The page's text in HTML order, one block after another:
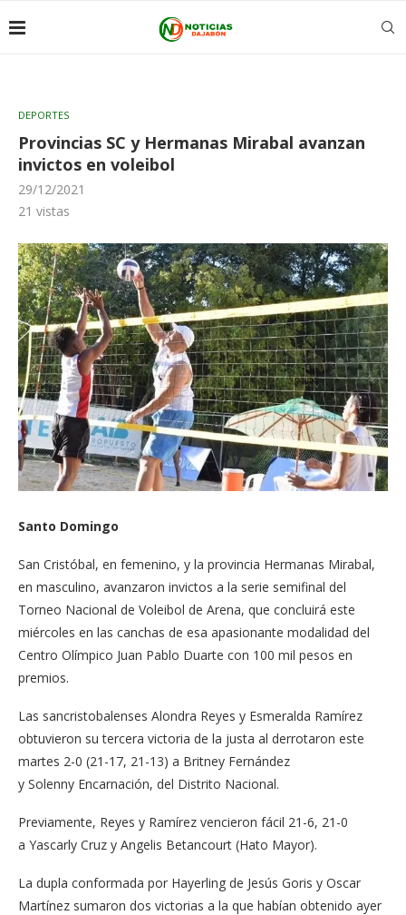
DEPORTES
Provincias SC y Hermanas Mirabal avanzan
invictos en voleibol
29/12/2021
21 vistas
Santo Domingo
San Cristóbal, en femenino, y la provincia Hermanas Mirabal,
en masculino, avanzaron invictos a la serie semifinal del
Torneo Nacional de Voleibol de Arena, que concluirá este
miércoles en las canchas de esa apasionante modalidad del
Centro Olímpico Juan Pablo Duarte con 100 mil pesos en
premios.
Las sancristobalenses Alondra Reyes y Esmeralda Ramírez
obtuvieron su tercera victoria de la justa al derrotaron este
martes 2-0 (21-17, 21-13) a Britney Fernández
y Solenny Encarnación, del Distrito Nacional.
Previamente, Reyes y Ramírez vencieron fácil 21-6, 21-0
a Yascarly Cruz y Angelis Betancourt (Hato Mayor).
La dupla conformada por Hayerling de Jesús Goris y Oscar
Martínez sumaron dos victorias a la que habían obtenido ayer